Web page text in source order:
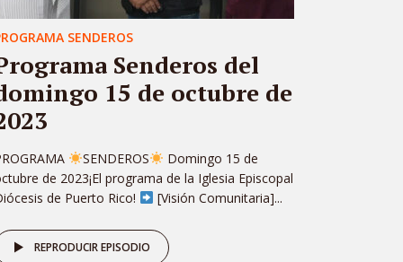
SENDEROS
Senderos del
15 de octubre de
SENDEROS
Domingo 15 de
de 2023¡El programa de la Iglesia Episcopal
de Puerto Rico!
[Visión Comunitaria]...
REPRODUCIR EPISODIO